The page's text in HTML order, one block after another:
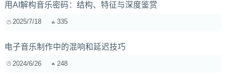
用AI解构音乐密码：结构、特征与深度鉴赏
2025/7/18 335
电子音乐制作中的混响和延迟技巧
2024/6/26 248